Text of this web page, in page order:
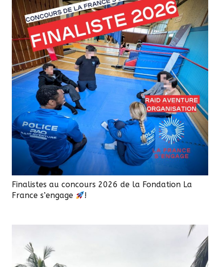
Finalistes au concours 2026 de la Fondation La
France s’engage
!